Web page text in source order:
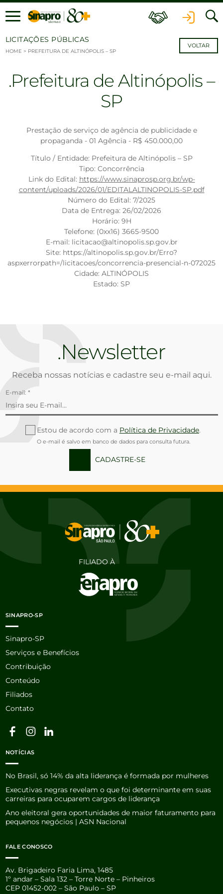
Ir para o conteúdo
LICITAÇÕES PÚBLICAS
HOME > PREFEITURA DE ALTINÓPOLIS – SP
VOLTAR
Prefeitura de Altinópolis –
SP
Prestação de serviço de agência de publicidade e
propaganda - 01 Agência - R$ 450.000,00
Título / Entidade: Prefeitura de Altinópolis – SP
Tipo: Concorrência
Link do Edital: https://www.sinaprosp.org.br/wp-
content/uploads/2026/01/EDITALALTINOPOLIS-SP.pdf
Número do Edital: 7/2025
Data de Entrega: 26/02/2026
Horário: 9H
Telefone: (0xx16) 3665-9500
E-mail: licitacao@altinopolis.sp.gov.br
Site: https://altinopolis.sp.gov.br/Erro?
aspxerrorpath=/licitacoes/concorrencia-presencial-n-072025
Cidade: ALTINÓPOLIS
Estado: SP
Newsletter
Receba nossas notícias e cadastre seu e-mail aqui.
E-mail: *
Estou de acordo com a Política de Privacidade.
O e-mail é salvo em banco de dados para consulta futura.
CADASTRE-SE
FILIADO À
SINAPRO-SP
Sinapro-SP
Serviços e Benefícios
Contribuição
Conteúdo
Filiados
Contato
NOTÍCIAS
No Brasil, só 14% da alta liderança é formada por mulheres
Executivas negras revelam o que foi determinante em suas
carreiras para ocuparem cargos de liderança
Ano eleitoral gera oportunidades de maior faturamento para
pequenos negócios | ASN Nacional
FALE CONOSCO
Av. Brigadeiro Faria Lima, 1485
1º andar – Sala 132 – Torre Norte – Pinheiros
CEP 01452-002 – São Paulo – SP